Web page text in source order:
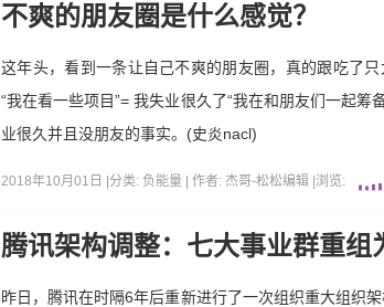
不爽的朋友圈是什么感觉？
这年头，看到一条让自己不爽的朋友圈，真的跟吃了
“我在看一些项目”= 我失业很久了“我在和朋友们一起
业很久并且没朋友的事实。(史炎nacl)
2018年10月01日 | 分类: 负能量 | 作者: 杰哥-松松编辑 浏览:
腾讯架构调整：七大事业群重组
昨日，腾讯在时隔6年后重新进行了一次组织重大组织